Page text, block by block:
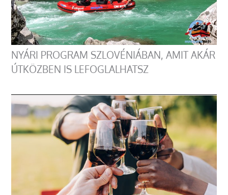
NYÁRI PROGRAM SZLOVÉNIÁBAN, AMIT AKÁR
ÚTKÖZBEN IS LEFOGLALHATSZ